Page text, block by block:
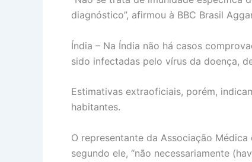
diagnóstico”, afirmou à BBC Brasil
Índia – Na Índia não há casos
sido infectadas pelo vírus da doença,
Estimativas extraoficiais, porém,
habitantes.
O representante da Associação
segundo ele, “não necessariamente